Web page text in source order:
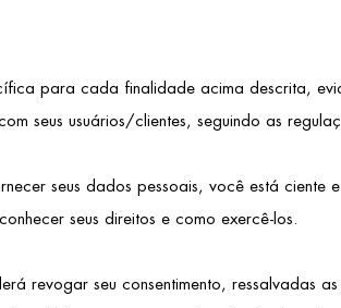
para cada finalidade acima descrita,
seus usuários/clientes, seguindo as
seus dados pessoais, você está ciente e
seus direitos e como exercê-los.
revogar seu consentimento, ressalvadas